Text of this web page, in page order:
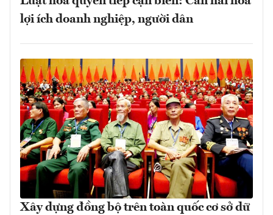
lợi ích doanh nghiệp, người dân
Xây dựng đồng bộ trên toàn quốc cơ sở dữ